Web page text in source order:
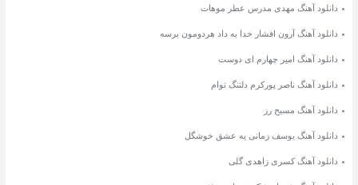
دانلود آهنگ مهدی مدرس عطر موهات
دانلود آهنگ آرون افشار خدا به داد هردومون برسه
دانلود آهنگ امیر چهارم ای دوست
دانلود آهنگ ناصر پورکرم دلتنگ توام
دانلود آهنگ مسیح رز
دانلود آهنگ یوسف زمانی یه عشق خوشگل
دانلود آهنگ کسری زاهدی گلی